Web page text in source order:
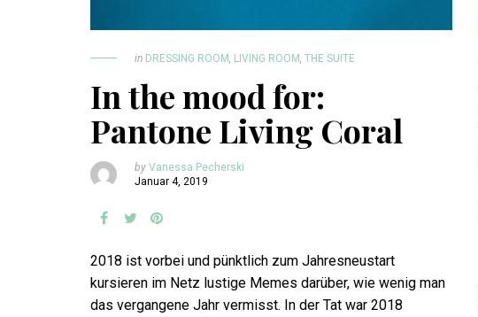
in DRESSING ROOM, LIVING ROOM, THE SUITE
In the mood for:
Pantone Living Coral
by Vanessa Pecherski
Januar 4, 2019
2018 ist vorbei und pünktlich zum Jahresneustart
kursieren im Netz lustige Memes darüber, wie wenig man
das vergangene Jahr vermisst. In der Tat war 2018